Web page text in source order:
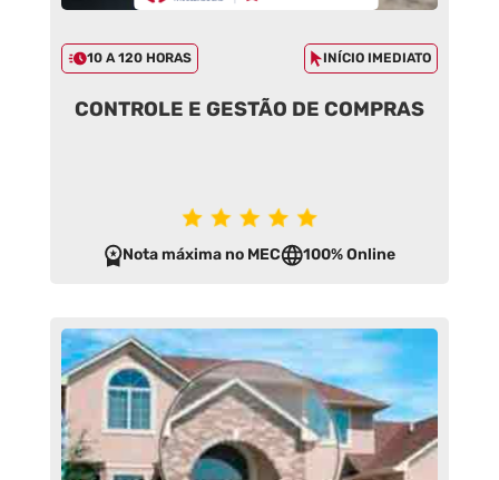
10 A 120 HORAS INÍCIO IMEDIATO
CONTROLE E GESTÃO DE COMPRAS
Nota máxima no MEC 100% Online